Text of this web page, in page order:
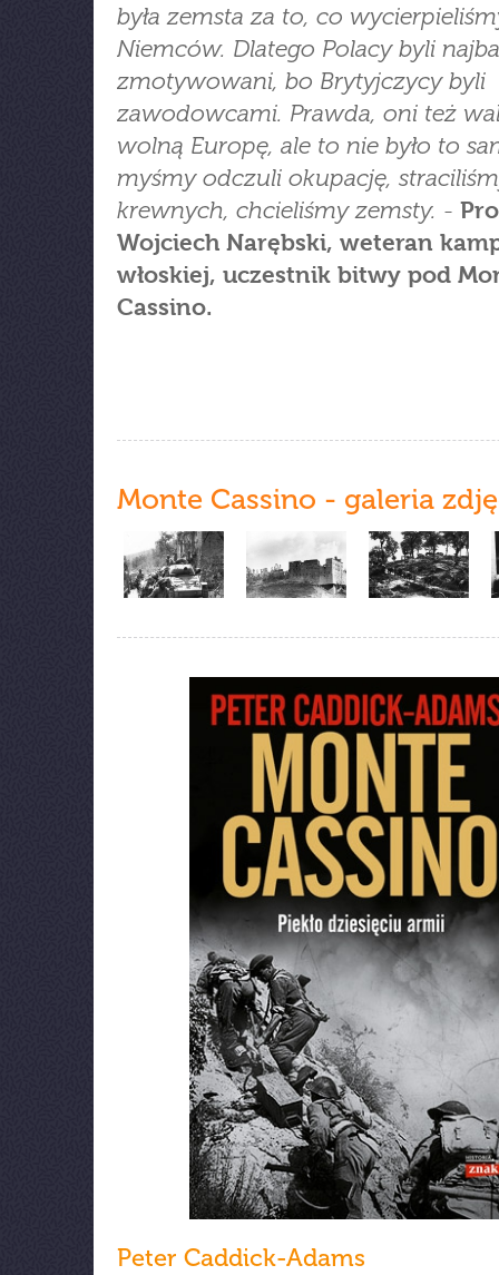
była zemsta za to, co
Niemców. Dlatego Polacy byli
zmotywowani, bo Brytyjczycy byli
zawodowcami. Prawda, oni też
wolną Europę, ale to nie było to
myśmy odczuli okupację,
krewnych, chcieliśmy zemsty. -
Wojciech Narębski, weteran
włoskiej, uczestnik bitwy pod
Cassino.
Monte Cassino - galeria
Peter Caddick-Adams